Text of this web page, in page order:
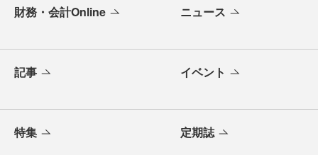
財務・会計Online ニュース
記事 イベント
特集 定期誌